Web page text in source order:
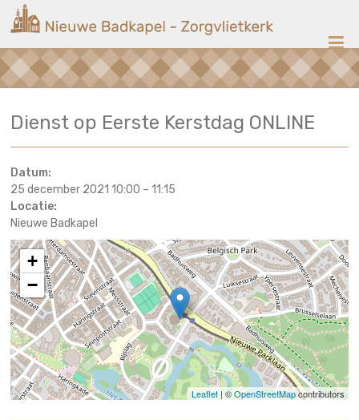
naar
inhoud
Nieuwe
Badkapel
op
Dienst op Eerste Kerstdag ONLINE
Datum:
25 december 2021 10:00 –11:15
Locatie:
Nieuwe Badkapel
+
−
Leaflet| ©OpenStreetMapcontributors